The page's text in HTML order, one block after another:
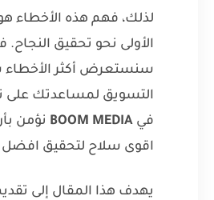
لذلك، فهم هذه الأخطاء
الأولى نحو تحقيق النجاح.
سنستعرض أكثر الأخطاء
التسويق لمساعدتك على
في BOOM MEDIA نؤمن
اقوى سلاح لتحقيق افضل
يهدف هذا المقال إلى